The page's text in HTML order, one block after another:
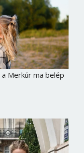
Merkúr ma belép